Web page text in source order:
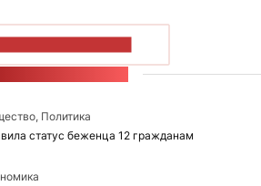
Политика
статус беженца 12 гражданам